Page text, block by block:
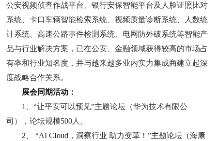
公安视频侦查作战平台、银行安保智能平台及人脸证照比对
系统、卡口车辆智能检索系统、视频质量诊断系统、人数统
计系统、高速公路事件检测系统、电网防外破系统等智能产
品与行业解决方案，已在公安、金融领域获得较高的市场占
有率和行业知名度，并与越来越多业内实力集成商建立起深
度战略合作关系。
展会同期活动：
1
、“让平安可以预见”主题论坛（华为技术有限公
司），论坛规模500 人。
2
“AI CIoud ，洞察行业 助力变革！”主题论坛（海康